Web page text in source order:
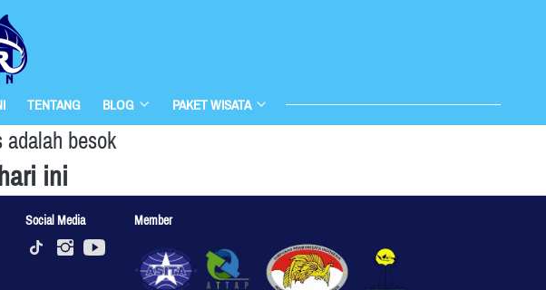
TENTANG BLOG PAKET WISATA
besok
ini
Social Media Member